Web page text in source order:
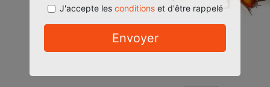
J'accepte les conditionset d'être rappelé
Envoyer